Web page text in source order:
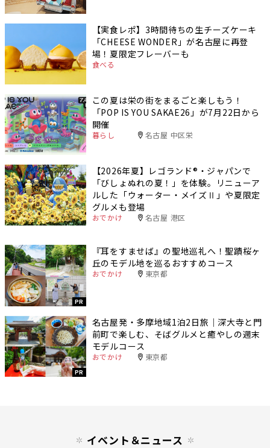
【実食レポ】3時間待ちの生チーズケーキ
「CHEESE WONDER」が名古屋に再登
場！夏限定フレーバーも
食べる
この夏は栄の街をまるごと楽しもう！
「POP IS YOU SAKAE26」が7月22日から
開催
暮らし 名古屋 中区栄
【2026年夏】レゴランド®・ジャパンで
「びしょぬれの夏！」を体験。リニューア
ルした「ウォーター・メイズⅡ」や夏限定
グルメも登場
おでかけ 名古屋 港区
PR
『耳をすませば』の聖地巡礼へ！聖蹟桜ヶ
丘のモデル地を巡るおすすめコース
おでかけ 東京都
PR
名古屋発・多摩地域1泊2日旅｜深大寺と門
前町で楽しむ、そばグルメと癒やしの週末
モデルコース
おでかけ 東京都
イベント＆ニュース